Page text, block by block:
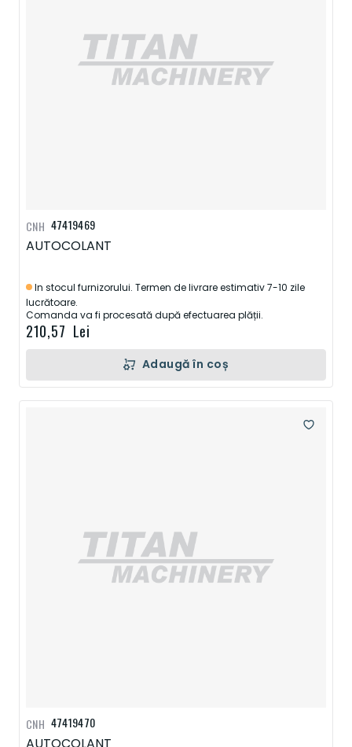
47419469
AUTOCOLANT
In stocul furnizorului. Termen de livrare estimativ 7-10 zile
lucrătoare.
Comanda va fi procesată după efectuarea plății.
210,57 Lei
CNH
Adaugă în coș
47419470
CNH